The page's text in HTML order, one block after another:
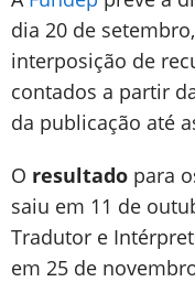
dia 20 de
interposição de
contados a partir
da publicação até
O resultado para
saiu em 11 de
Tradutor e
em 25 de